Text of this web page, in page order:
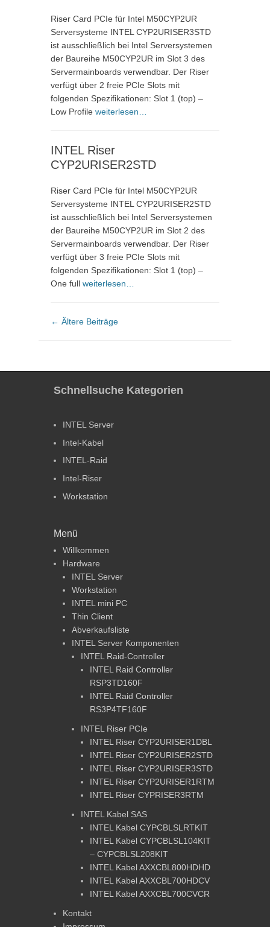
Riser Card PCIe für Intel M50CYP2UR
Serversysteme INTEL CYP2URISER3STD
ist ausschließlich bei Intel Serversystemen
der Baureihe M50CYP2UR im Slot 3 des
Servermainboards verwendbar. Der Riser
verfügt über 2 freie PCIe Slots mit
folgenden Spezifikationen: Slot 1 (top) –
Low Profile weiterlesen…
INTEL Riser
CYP2URISER2STD
Riser Card PCIe für Intel M50CYP2UR
Serversysteme INTEL CYP2URISER2STD
ist ausschließlich bei Intel Serversystemen
der Baureihe M50CYP2UR im Slot 2 des
Servermainboards verwendbar. Der Riser
verfügt über 3 freie PCIe Slots mit
folgenden Spezifikationen: Slot 1 (top) –
One full weiterlesen…
Beitragsnavigation
← Ältere Beiträge
Schnellsuche Kategorien
INTEL Server
Intel-Kabel
INTEL-Raid
Intel-Riser
Workstation
Menü
Willkommen
Hardware
INTEL Server
Workstation
INTEL mini PC
Thin Client
Abverkaufsliste
INTEL Server Komponenten
INTEL Raid-Controller
INTEL Raid Controller
RSP3TD160F
INTEL Raid Controller
RS3P4TF160F
INTEL Riser PCIe
INTEL Riser CYP2URISER1DBL
INTEL Riser CYP2URISER2STD
INTEL Riser CYP2URISER3STD
INTEL Riser CYP2URISER1RTM
INTEL Riser CYPRISER3RTM
INTEL Kabel SAS
INTEL Kabel CYPCBLSLRTKIT
INTEL Kabel CYPCBLSL104KIT
– CYPCBLSL208KIT
INTEL Kabel AXXCBL800HDHD
INTEL Kabel AXXCBL700HDCV
INTEL Kabel AXXCBL700CVCR
Kontakt